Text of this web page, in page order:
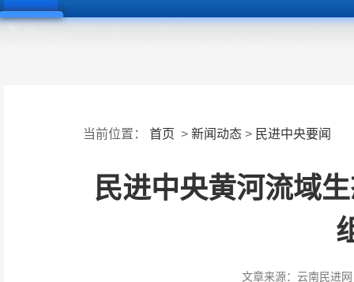
当前位置： 首页 > 新闻动态 > 民进中央要闻
民进中央黄河流域
文章来源： 云南民进网